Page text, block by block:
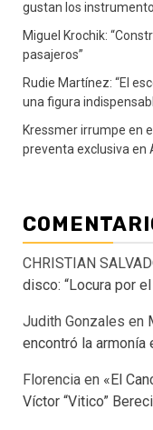
gustan los
Miguel Krochik:
pasajeros”
Rudie Martínez: “El
una figura
Kressmer irrumpe en
preventa exclusiva en
CHRISTIAN
disco: “Locura por
Judith Gonzales en
encontró la armonía
Florencia en «El
Víctor “Vitico”